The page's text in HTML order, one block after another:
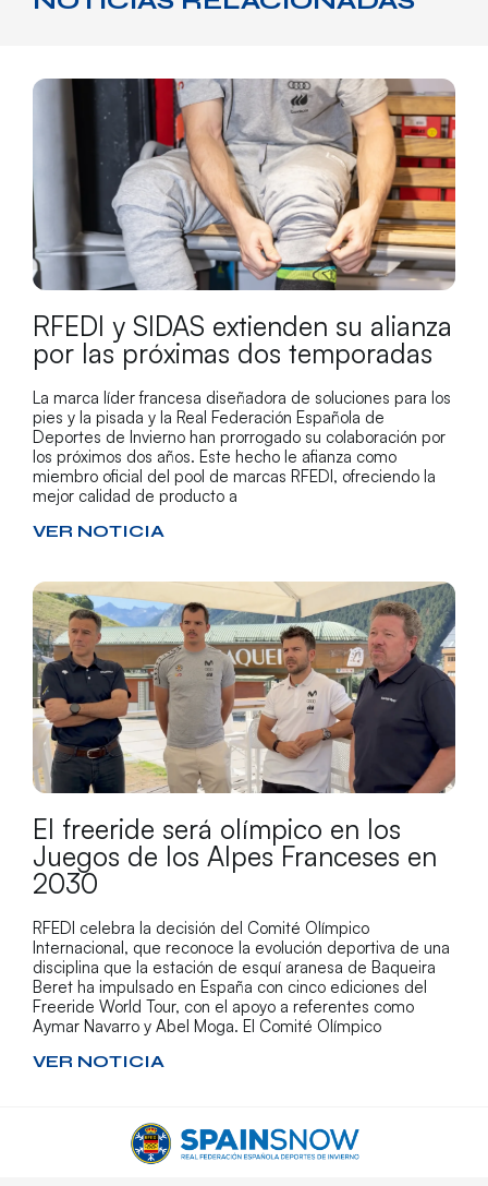
RFEDI y SIDAS extienden su alianza
por las próximas dos temporadas
La marca líder francesa diseñadora de soluciones para los
pies y la pisada y la Real Federación Española de
Deportes de Invierno han prorrogado su colaboración por
los próximos dos años. Este hecho le afianza como
miembro oficial del pool de marcas RFEDI, ofreciendo la
mejor calidad de producto a
VER NOTICIA
El freeride será olímpico en los
Juegos de los Alpes Franceses en
2030
RFEDI celebra la decisión del Comité Olímpico
Internacional, que reconoce la evolución deportiva de una
disciplina que la estación de esquí aranesa de Baqueira
Beret ha impulsado en España con cinco ediciones del
Freeride World Tour, con el apoyo a referentes como
Aymar Navarro y Abel Moga. El Comité Olímpico
VER NOTICIA